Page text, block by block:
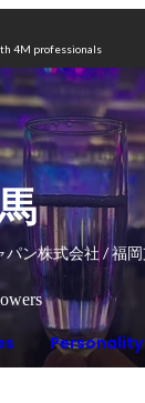
4M professionals
パン株式会社 / 福
Personality